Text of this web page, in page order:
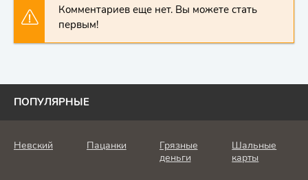
Комментариев еще нет. Вы можете стать
первым!
ПОПУЛЯРНЫЕ
Невский Пацанки
Грязные
деньги
Шальные
карты